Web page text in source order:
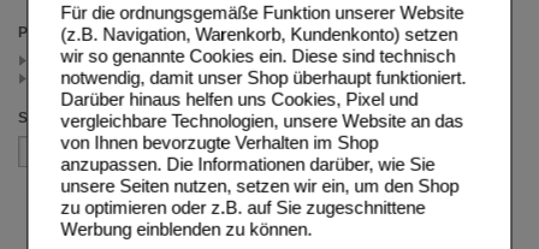
Für die ordnungsgemäße Funktion unserer Website
(z.B. Navigation, Warenkorb, Kundenkonto) setzen
wir so genannte Cookies ein. Diese sind technisch
notwendig, damit unser Shop überhaupt funktioniert.
Darüber hinaus helfen uns Cookies, Pixel und
vergleichbare Technologien, unsere Website an das
von Ihnen bevorzugte Verhalten im Shop
anzupassen. Die Informationen darüber, wie Sie
unsere Seiten nutzen, setzen wir ein, um den Shop
zu optimieren oder z.B. auf Sie zugeschnittene
Werbung einblenden zu können.
Preis
< 25.00 (1)
>= 25.00 (1)
Sortieren nach